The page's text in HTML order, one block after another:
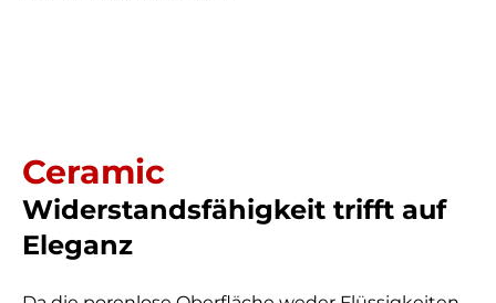
Ceramic
Widerstandsfähigkeit trifft auf
Eleganz